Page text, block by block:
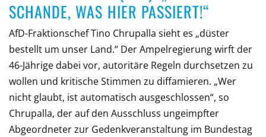
SCHANDE, WAS HIER PASSIERT!“
AfD-Fraktionschef Tino Chrupalla sieht es „düster
bestellt um unser Land.“ Der Ampelregierung wirft der
46-Jährige dabei vor, autoritäre Regeln durchsetzen zu
wollen und kritische Stimmen zu diffamieren. „Wer
nicht glaubt, ist automatisch ausgeschlossen“, so
Chrupalla, der auf den Ausschluss ungeimpfter
Abgeordneter zur Gedenkveranstaltung im Bundestag